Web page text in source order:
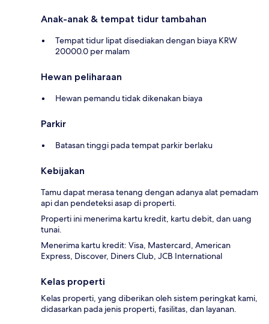
Anak-anak & tempat tidur tambahan
Tempat tidur lipat disediakan dengan biaya KRW
20000.0 per malam
Hewan peliharaan
Hewan pemandu tidak dikenakan biaya
Parkir
Batasan tinggi pada tempat parkir berlaku
Kebijakan
Tamu dapat merasa tenang dengan adanya alat pemadam
api dan pendeteksi asap di properti.
Properti ini menerima kartu kredit, kartu debit, dan uang
tunai.
Menerima kartu kredit: Visa, Mastercard, American
Express, Discover, Diners Club, JCB International
Kelas properti
Kelas properti, yang diberikan oleh sistem peringkat kami,
didasarkan pada jenis properti, fasilitas, dan layanan.